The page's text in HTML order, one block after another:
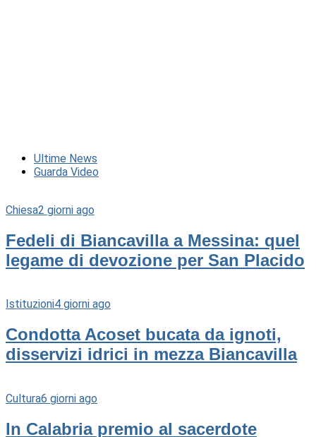
Ultime News
Guarda Video
Chiesa2 giorni ago
Fedeli di Biancavilla a Messina: quel
legame di devozione per San Placido
Istituzioni4 giorni ago
Condotta Acoset bucata da ignoti,
disservizi idrici in mezza Biancavilla
Cultura6 giorni ago
In Calabria premio al sacerdote